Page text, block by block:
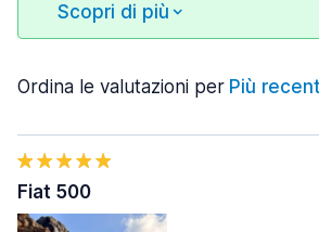
Scopri di più
Ordina le valutazioni per
Fiat 500